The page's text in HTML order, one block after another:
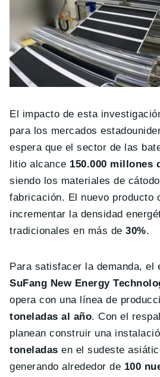
El impacto de esta
para los mercados
espera que el sector de las
litio alcance 150.000 millones
siendo los materiales de
fabricación. El nuevo producto
incrementar la densidad
tradicionales en más de30%.
Para satisfacer la demanda, el
SuFang New Energy
opera con una línea de
toneladas al año. Con el
planean construir una
toneladas en el sudeste
generando alrededor de 100